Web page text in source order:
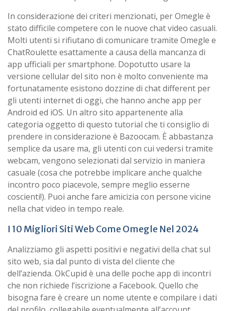
In considerazione dei criteri menzionati, per Omegle è
stato difficile competere con le nuove chat video casuali.
Molti utenti si rifiutano di comunicare tramite Omegle e
ChatRoulette esattamente a causa della mancanza di
app ufficiali per smartphone. Dopotutto usare la
versione cellular del sito non è molto conveniente ma
fortunatamente esistono dozzine di chat different per
gli utenti internet di oggi, che hanno anche app per
Android ed iOS. Un altro sito appartenente alla
categoria oggetto di questo tutorial che ti consiglio di
prendere in considerazione è Bazoocam. È abbastanza
semplice da usare ma, gli utenti con cui vedersi tramite
webcam, vengono selezionati dal servizio in maniera
casuale (cosa che potrebbe implicare anche qualche
incontro poco piacevole, sempre meglio esserne
coscienti!). Puoi anche fare amicizia con persone vicine
nella chat video in tempo reale.
I 10 Migliori Siti Web Come Omegle Nel 2024
Analizziamo gli aspetti positivi e negativi della chat sul
sito web, sia dal punto di vista del cliente che
dell’azienda. OkCupid è una delle poche app di incontri
che non richiede l’iscrizione a Facebook. Quello che
bisogna fare è creare un nome utente e compilare i dati